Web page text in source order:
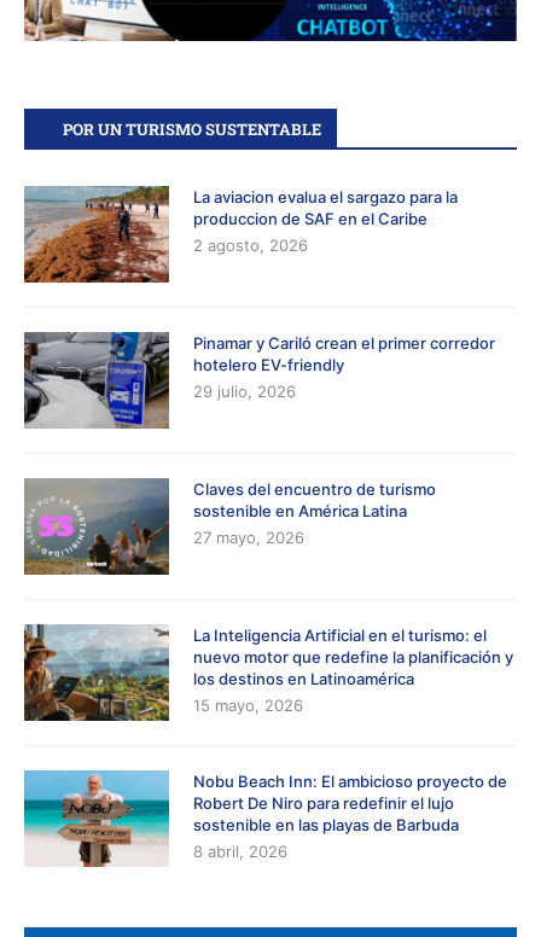
POR UN TURISMO SUSTENTABLE
La aviacion evalua el sargazo para la
produccion de SAF en el Caribe
2 agosto, 2026
Pinamar y Cariló crean el primer corredor
hotelero EV-friendly
29 julio, 2026
Claves del encuentro de turismo
sostenible en América Latina
27 mayo, 2026
La Inteligencia Artificial en el turismo: el
nuevo motor que redefine la planificación y
los destinos en Latinoamérica
15 mayo, 2026
Nobu Beach Inn: El ambicioso proyecto de
Robert De Niro para redefinir el lujo
sostenible en las playas de Barbuda
8 abril, 2026